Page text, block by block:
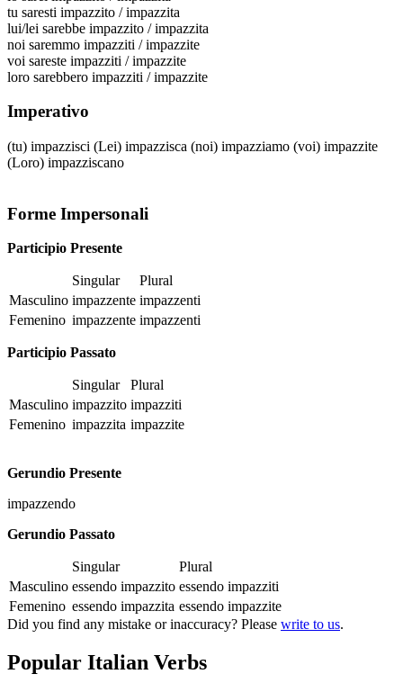
tu saresti impazzito / impazzita
lui/lei sarebbe impazzito / impazzita
noi saremmo impazziti / impazzite
voi sareste impazziti / impazzite
loro sarebbero impazziti / impazzite
Imperativo
(tu) impazzisci (Lei) impazzisca (noi) impazziamo (voi) impazzite
(Loro) impazziscano
Forme Impersonali
Participio Presente
Singular
Plural
Masculino impazzente impazzenti
Femenino impazzente impazzenti
Participio Passato
Singular
Plural
Masculino impazzito impazziti
Femenino impazzita impazzite
Gerundio Presente
impazzendo
Gerundio Passato
Singular
Plural
Masculino essendo impazzito essendo impazziti
Femenino essendo impazzita essendo impazzite
Did you find any mistake or inaccuracy? Please write to us.
Popular Italian Verbs